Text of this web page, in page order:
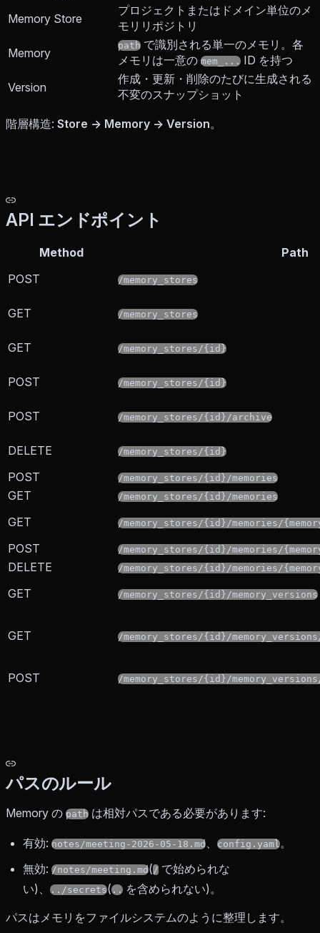
Memory Store
プロジェクトまたはドメイン単位のメ
モリリポジトリ
Memory
path で識別される単一のメモリ。各
メモリは一意の mem_... ID を持つ
Version
作成・更新・削除のたびに生成される
不変のスナップショット
階層構造: Store → Memory → Version。
API エンドポイント
Method
Path
POST
/memory_stores
GET /memory_stores
GET /memory_stores/{id}
POST /memory_stores/{id}
POST /memory_stores/{id}/archive
DELETE /memory_stores/{id}
POST /memory_stores/{id}/memories
GET /memory_stores/{id}/memories
GET /memory_stores/{id}/memories/
POST /memory_stores/{id}/memories/
DELETE /memory_stores/{id}/memories/
GET /memory_stores/{id}/memory_versions
GET /memory_stores/{id}/
POST /memory_stores/{id}/
パスのルール
Memory の path は相対パスである必要があります:
有効: notes/meeting-2026-05-18.md、 config.yaml。
無効: /notes/meeting.md(/ で始められな
い)、
../secrets(.. を含められない)。
パスはメモリをファイルシステムのように整理します。